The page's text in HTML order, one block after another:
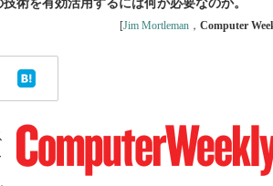
術を有効活用するには何が必要なのか。
[Jim Mortleman ， Computer